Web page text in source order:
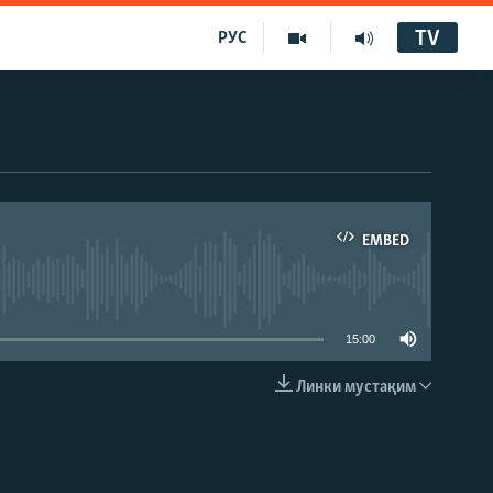
РУС TV
EMBED
EMBED
15:00
Линки мустақим